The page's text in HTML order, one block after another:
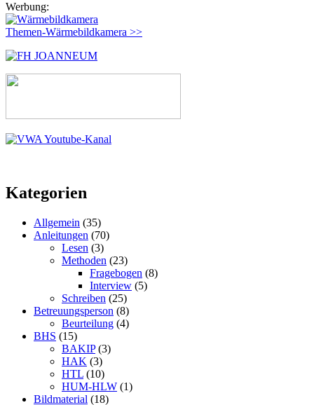
Werbung:
Themen-Wärmebildkamera >>
Kategorien
Allgemein (35)
Anleitungen (70)
Lesen (3)
Methoden (23)
Fragebogen (8)
Interview (5)
Schreiben (25)
Betreuungsperson (8)
Beurteilung (4)
BHS (15)
BAKIP(3)
HAK (3)
HTL (10)
HUM-HLW (1)
Bildmaterial (18)